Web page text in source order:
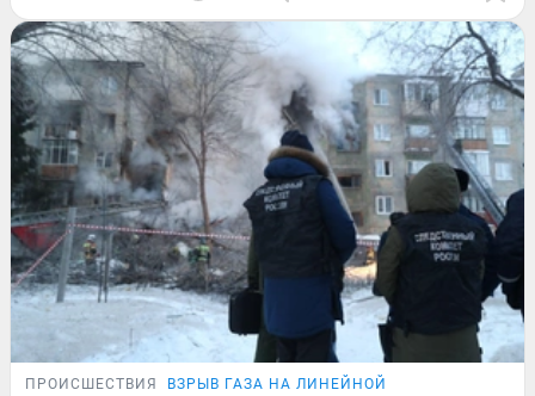
ПРОИСШЕСТВИЯ ВЗРЫВ ГАЗА НА ЛИНЕЙНОЙ